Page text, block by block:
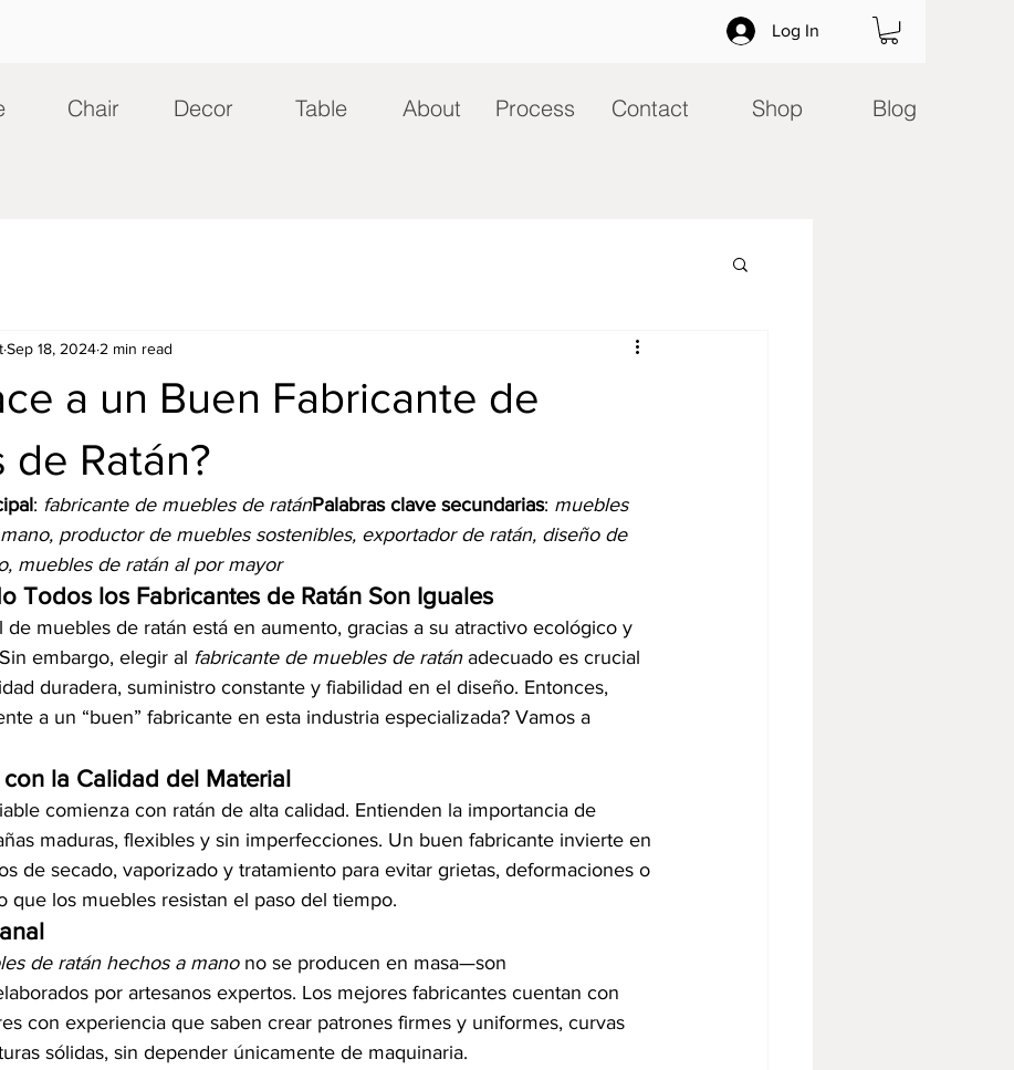
Log In
Chair Decor Table About Process Contact Shop Blog
a un Buen Fabricante de
de Ratán?
Sep 18, 2024 2 min read
: fabricante de muebles de ratánPalabras clave secundarias: muebles
productor de muebles sostenibles, exportador de ratán, diseño de
muebles de ratán al por mayor
Todos los Fabricantes de Ratán Son Iguales
de muebles de ratán está en aumento, gracias a su atractivo ecológico y
embargo, elegir al fabricante de muebles de ratán adecuado es crucial
duradera, suministro constante y fiabilidad en el diseño. Entonces,
a un “buen” fabricante en esta industria especializada? Vamos a
con la Calidad del Material
comienza con ratán de alta calidad. Entienden la importancia de
maduras, flexibles y sin imperfecciones. Un buen fabricante invierte en
de secado, vaporizado y tratamiento para evitar grietas, deformaciones o
que los muebles resistan el paso del tiempo.
de ratán hechos a mano no se producen en masa—son
por artesanos expertos. Los mejores fabricantes cuentan con
con experiencia que saben crear patrones firmes y uniformes, curvas
sólidas, sin depender únicamente de maquinaria.